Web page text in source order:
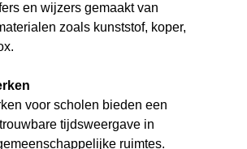
en wijzers gemaakt van
zoals kunststof, koper,
voor scholen bieden een
tijdsweergave in
ruimtes.